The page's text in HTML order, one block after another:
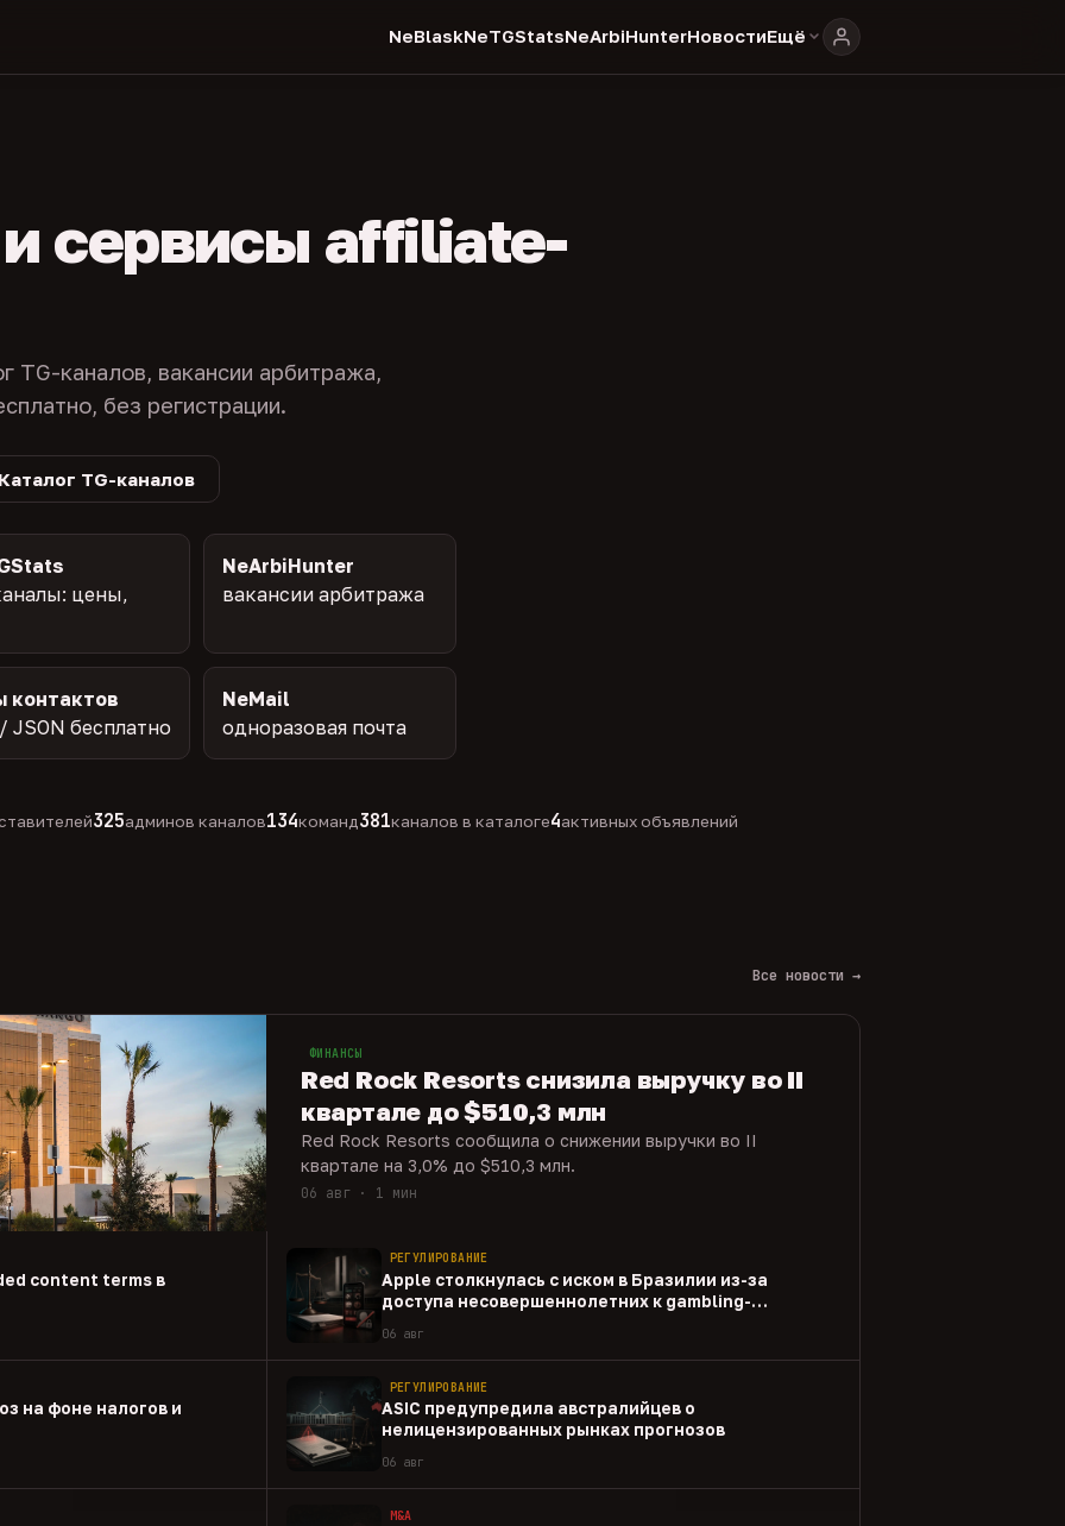
NeBlaskNeTGStatsNeArbiHunterНовостиЕщё
сервисы affiliate-
TG-каналов, вакансии арбитража,
без регистрации.
TG-каналов
цены,
NeArbiHunter
вакансии арбитража
контактов
JSON бесплатно
NeMail
одноразовая почта
325админов каналов134команд381каналов в каталоге4активных объявлений
Все новости →
ФИНАНСЫ
Red Rock Resorts снизила выручку во II
квартале до $510,3 млн
Red Rock Resorts сообщила о снижении выручки во II
квартале на 3,0% до $510,3 млн.
06 авг · 1 мин
content terms в
РЕГУЛИРОВАНИЕ
Apple столкнулась с иском в Бразилии из-за
доступа несовершеннолетних к gambling-
06 авг
на фоне налогов и
РЕГУЛИРОВАНИЕ
ASIC предупредила австралийцев о
нелицензированных рынках прогнозов
06 авг
M&A